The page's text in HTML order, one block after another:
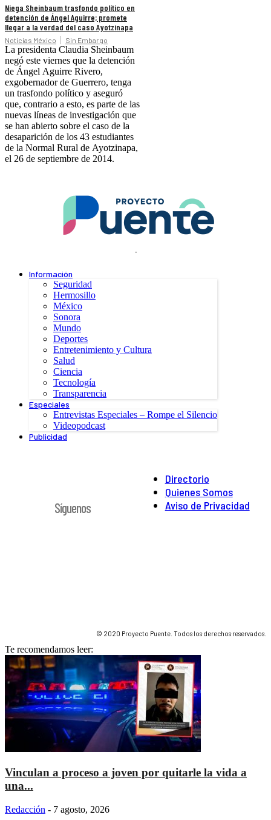
Niega Sheinbaum trasfondo político en
detención de Ángel Aguirre; promete
llegar a la verdad del caso Ayotzinapa
Noticias México Sin Embargo
La presidenta Claudia Sheinbaum
negó este viernes que la detención
de Ángel Aguirre Rivero,
exgobernador de Guerrero, tenga
un trasfondo político y aseguró
que, contrario a esto, es parte de las
nuevas líneas de investigación que
se han abierto sobre el caso de la
desaparición de los 43 estudiantes
de la Normal Rural de Ayotzinapa,
el 26 de septiembre de 2014.
.
Información
Seguridad
Hermosillo
México
Sonora
Mundo
Deportes
Entretenimiento y Cultura
Salud
Ciencia
Tecnología
Transparencia
Especiales
Entrevistas Especiales – Rompe el Silencio
Videopodcast
Publicidad
Directorio
Quienes Somos
Aviso de Privacidad
Síguenos
© 2020 Proyecto Puente. Todos los derechos reservados.
Te recomendamos leer:
Vinculan a proceso a joven por quitarle la vida a
una...
Redacción - 7 agosto, 2026